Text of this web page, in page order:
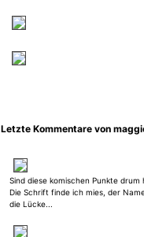
Letzte Kommentare von
Sind diese komischen Punkte drum
Die Schrift finde ich mies, der
die Lücke...